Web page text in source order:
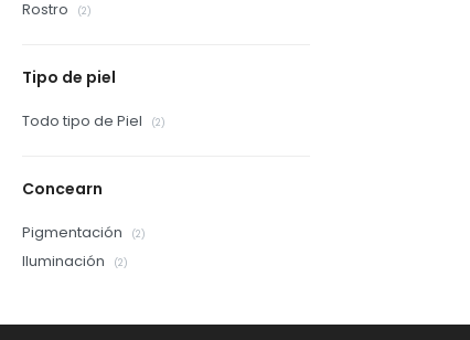
Rostro (2)
Tipo de piel
Todo tipo de Piel (2)
Concearn
Pigmentación (2)
Iluminación (2)